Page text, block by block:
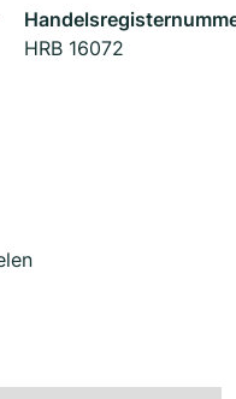
HRB 16072